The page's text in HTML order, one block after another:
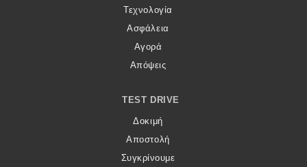
Τεχνολογία
Ασφάλεια
Αγορά
Απόψεις
TEST DRIVE
Δοκιμή
Αποστολή
Συγκρίνουμε